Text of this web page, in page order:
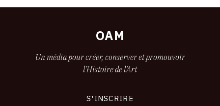
OAM
Un média pour créer, conserver et promouvoir
l'Histoire de l'Art
S'INSCRIRE